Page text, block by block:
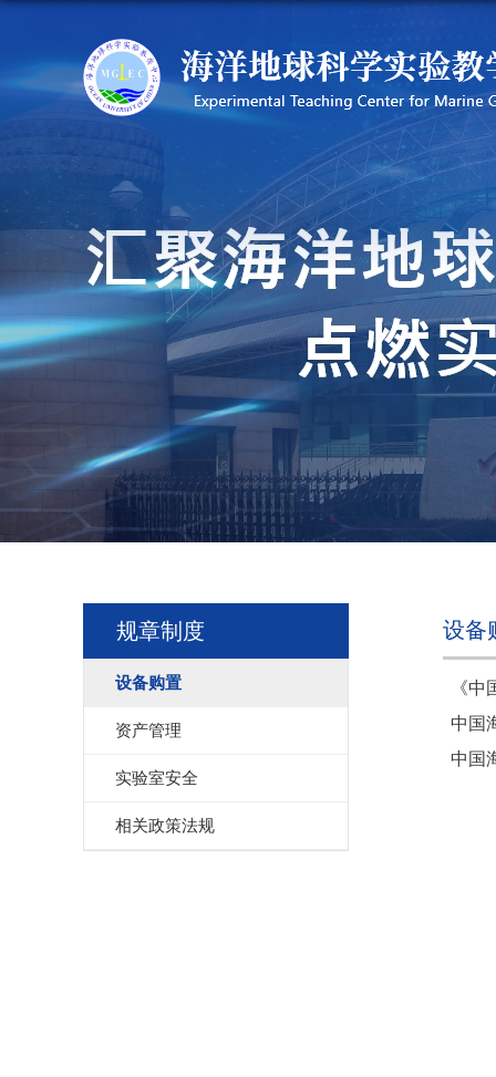
规章制度
设备购置
资产管理
实验室安全
相关政策法规
设备
《
中国
中国